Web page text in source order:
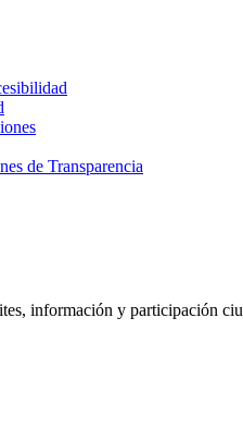
de Transparencia
información y participación